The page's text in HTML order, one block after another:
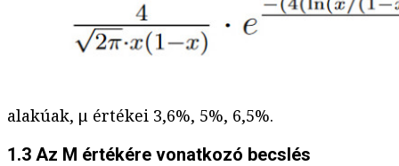
alakúak, μ értékei 3,6%, 5%, 6,5%.
1.3 Az M értékére vonatkozó becslés